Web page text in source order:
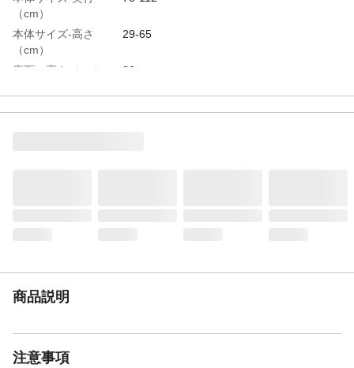
（cm）
本体サイズ-高さ
（cm）
29-65
座面の高さ（cm）
29
材質・素材
●張り生地:ポリエステル100% 構造部材:ス
使用上の注意
商品説明
注意事項